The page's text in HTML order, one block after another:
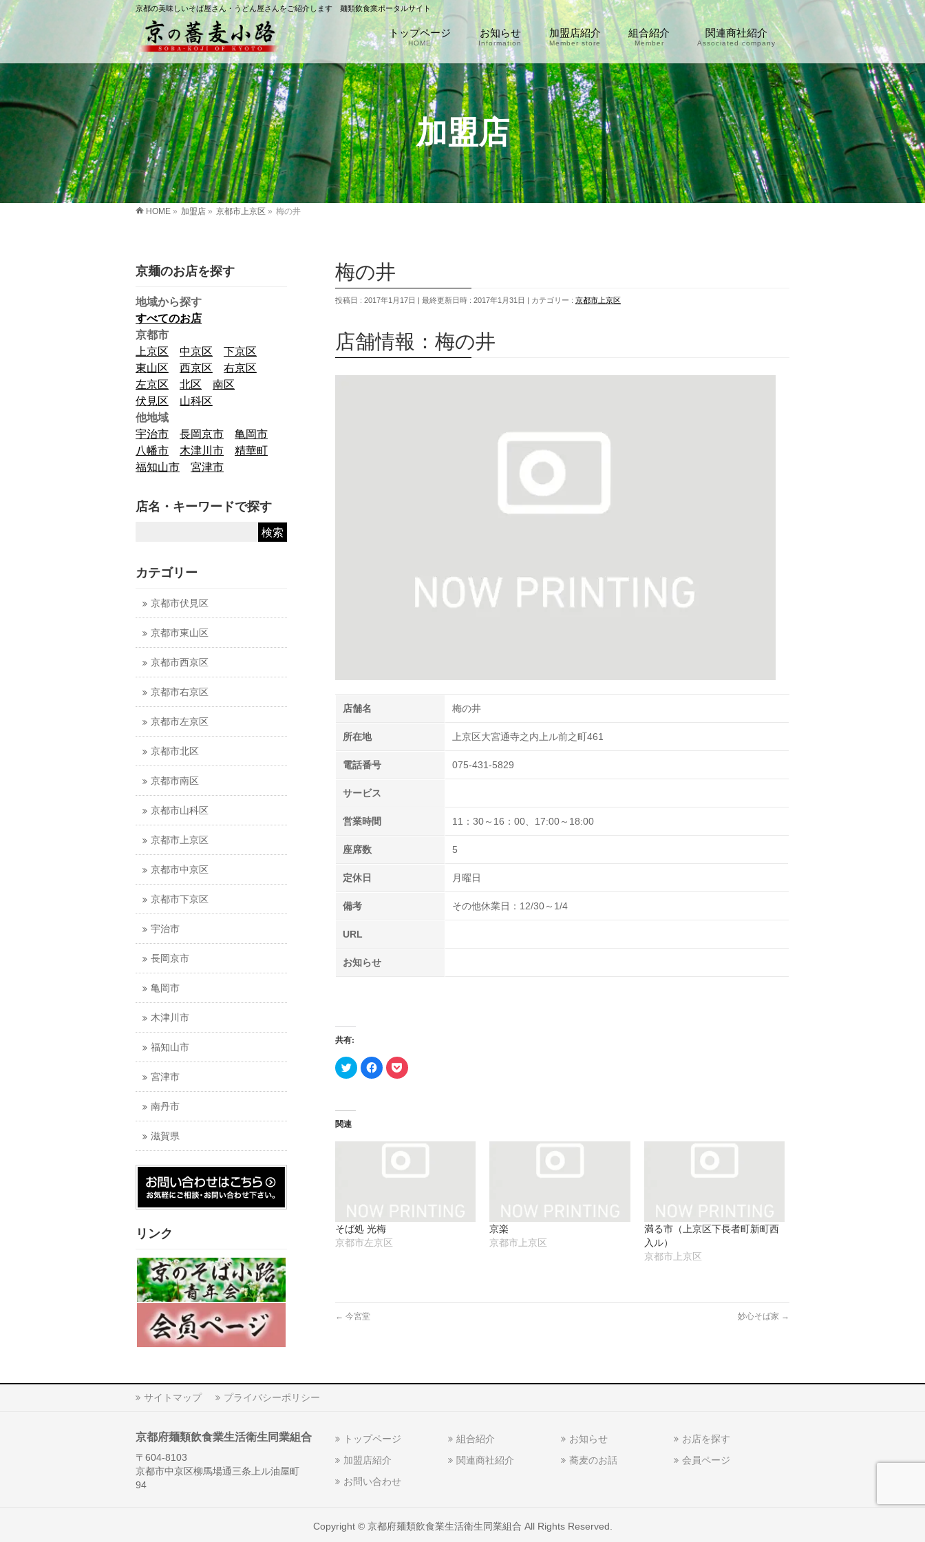
京都の美味しいそば屋さん・うどん屋さんをご紹介します 麺類飲食業ポータルサイト
トップページ
HOME
お知らせ
Information
加盟店紹介
Member store
組合紹介
Member
関連商社紹介
Associated company
加盟店
HOME » 加盟店 » 京都市上京区 » 梅の井
梅の井
投稿日 : 2017年1月17日 最終更新日時 : 2017年1月31日 カテゴリー : 京都市上京区
店舗情報：梅の井
店舗名 梅の井
所在地 上京区大宮通寺之内上ル前之町461
電話番号 075-431-5829
サービス
営業時間 11：30～16：00、17:00～18:00
座席数 5
定休日 月曜日
備考 その他休業日：12/30～1/4
URL
お知らせ
共有:
ク
リ
Twitter
有
ウ
で
開
き
ま
す)
Facebook
で
リ
ッ
い
(新
し
い
ウ
ィ
ま
ク
リ
ェ
ア
(新
し
い
ウ
ド
ウ
で
関連
そば処 光梅
京都市左京区
京楽
京都市上京区
満る市（上京区下長者町新町西
入ル）
京都市上京区
← 今宮堂 妙心そば家 →
京麺のお店を探す
地域から探す
すべてのお店
京都市
上京区
中京区
下京区
東山区
西京区
右京区
左京区
北区
南区
伏見区
山科区
他地域
宇治市
長岡京市
亀岡市
八幡市
木津川市
精華町
福知山市
宮津市
店名・キーワードで探す
カテゴリー
京都市伏見区
京都市東山区
京都市西京区
京都市右京区
京都市左京区
京都市北区
京都市南区
京都市山科区
京都市上京区
京都市中京区
京都市下京区
宇治市
長岡京市
亀岡市
木津川市
福知山市
宮津市
南丹市
滋賀県
リンク
サイトマップ プライバシーポリシー
京都府麺類飲食業生活衛生同業組合
〒604-8103
京都市中京区柳馬場通三条上ル油屋町
94
トップページ 組合紹介 お知らせ
お店を探す
加盟店紹介
関連商社紹介 蕎麦のお話
会員ページ
お問い合わせ
Copyright © 京都府麺類飲食業生活衛生同業組合 All Rights Reserved.